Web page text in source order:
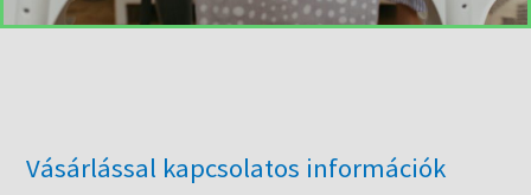
Vásárlással kapcsolatos információk